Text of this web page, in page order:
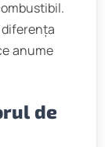
anume
de